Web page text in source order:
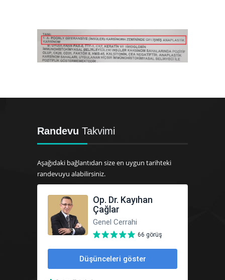
Randevu Takvimi
Aşağıdaki bağlantıdan size en uygun tarihteki
randevuyu alabilirsiniz.